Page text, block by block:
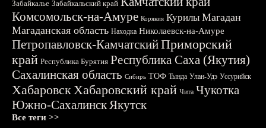
Забайкалье Забайкальский край
Комсомольск-на-Амуре Корякия Курилы Магадан
Магаданская область Находка Николаевск-на-Амуре
Петропавловск-КамчатскийПриморский
край Республика Бурятия Республика Саха (Якутия)
Сахалинская область Сибирь ТОФ Тында Улан-Удэ Уссурийск
ХабаровскХабаровский край Чита Чукотка
Южно-СахалинскЯкутск
Все теги >>